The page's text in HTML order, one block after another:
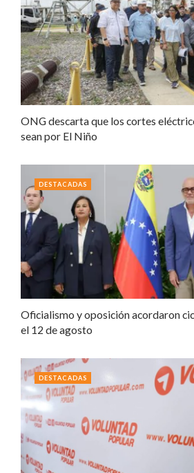
ONG descarta que los cortes
sean por El Niño
Oficialismo y oposición acordaron
el 12 de agosto
DESTACADAS
DESTACADAS